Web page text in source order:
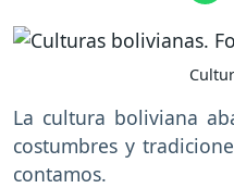
La cultura boliviana
costumbres y
contamos.